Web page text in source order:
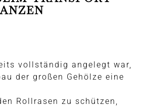
vollständig angelegt war,
der großen Gehölze eine
Rollrasen zu schützen,